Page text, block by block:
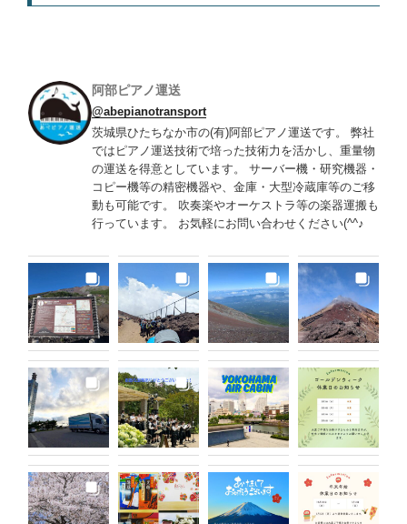
阿部ピアノ運送
@abepianotransport
茨城県ひたちなか市の(有)阿部ピアノ運送です。 弊社
ではピアノ運送技術で培った技術力を活かし、重量物
の運送を得意としています。 サーバー機・研究機器・
コピー機等の精密機器や、金庫・大型冷蔵庫等のご移
動も可能です。 吹奏楽やオーケストラ等の楽器運搬も
行っています。 お気軽にお問い合わせください(^^♪